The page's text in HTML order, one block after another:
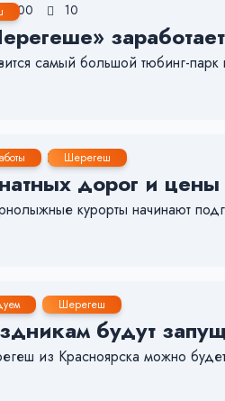
500 10
самый большой тюбинг-парк
Шерегеш
1191 6
дорог и
курорты начинают
Шерегеш
153 4
будут
из Красноярска можно